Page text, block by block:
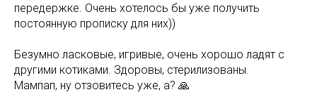
передержке. Очень хотелось бы уже получить
постоянную прописку для них))
Безумно ласковые, игривые, очень хорошо ладят с
другими котиками. Здоровы, стерилизованы.
Мампап, ну отзовитесь уже, а? 🙏